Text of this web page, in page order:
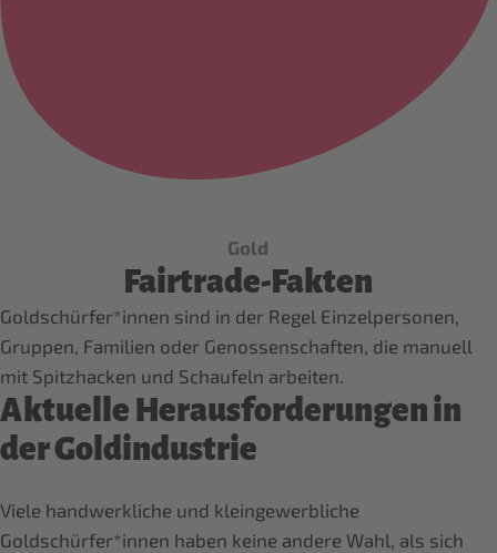
Gold
Fairtrade-Fakten
Goldschürfer*innen sind in der Regel Einzelpersonen,
Gruppen, Familien oder Genossenschaften, die manuell
mit Spitzhacken und Schaufeln arbeiten.
Aktuelle Herausforderungen in
der Goldindustrie
Viele handwerkliche und kleingewerbliche
Goldschürfer*innen haben keine andere Wahl, als sich